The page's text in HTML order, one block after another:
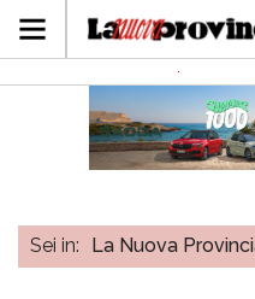
Sei in: La Nuova